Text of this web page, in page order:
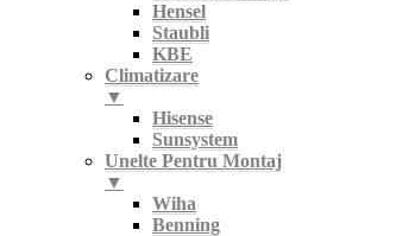
Hensel
Staubli
KBE
Climatizare
▼
Hisense
Sunsystem
Unelte Pentru Montaj
▼
Wiha
Benning